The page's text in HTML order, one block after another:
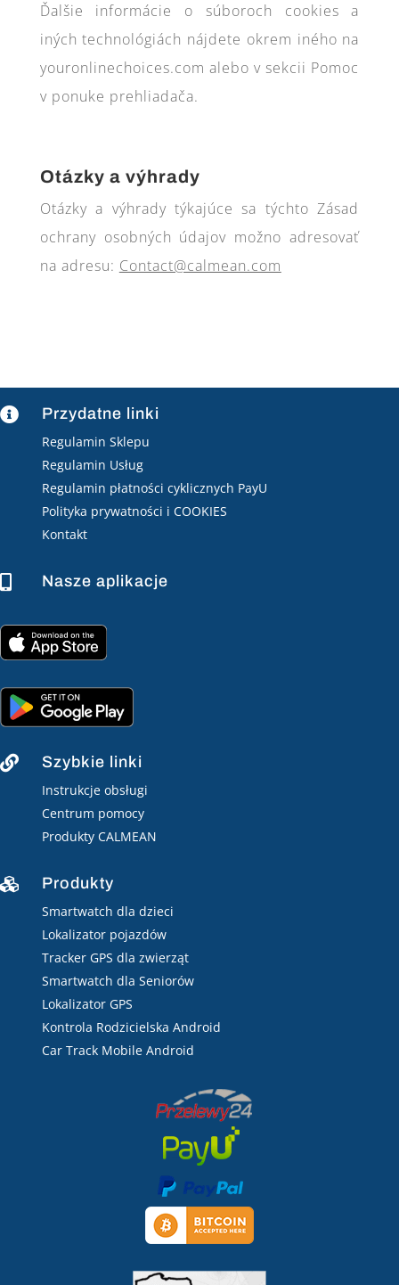
Ďalšie informácie o súboroch cookies a
iných technológiách nájdete okrem iného na
youronlinechoices.com alebo v sekcii Pomoc
v ponuke prehliadača.
Otázky a výhrady
Otázky a výhrady týkajúce sa týchto Zásad
ochrany osobných údajov možno adresovať
na adresu: Contact@calmean.com
 Przydatne linki
Regulamin Sklepu
Regulamin Usług
Regulamin płatności cyklicznych PayU
Polityka prywatności i COOKIES
Kontakt
 Nasze aplikacje
 Szybkie linki
Instrukcje obsługi
Centrum pomocy
Produkty CALMEAN
 Produkty
Smartwatch dla dzieci
Lokalizator pojazdów
Tracker GPS dla zwierząt
Smartwatch dla Seniorów
Lokalizator GPS
Kontrola Rodzicielska Android
Car Track Mobile Android